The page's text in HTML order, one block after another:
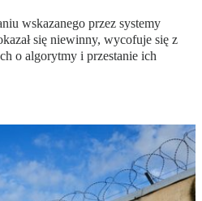
wskazanego przez systemy
się niewinny, wycofuje się z
o algorytmy i przestanie ich